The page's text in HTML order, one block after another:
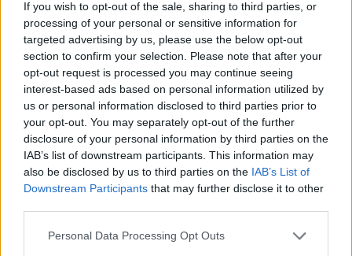
If you wish to opt-out of the sale, sharing to third parties, or
processing of your personal or sensitive information for
targeted advertising by us, please use the below opt-out
section to confirm your selection. Please note that after your
opt-out request is processed you may continue seeing
interest-based ads based on personal information utilized by
us or personal information disclosed to third parties prior to
your opt-out. You may separately opt-out of the further
disclosure of your personal information by third parties on the
IAB’s list of downstream participants. This information may
also be disclosed by us to third parties on the IAB’s List of
Downstream Participants that may further disclose it to other
Personal Data Processing Opt Outs
Argentina: más que pañuelos verdes
Por Nuria Coronado
Más artículos de este autor
miércoles, 30 de diciembre de 2020